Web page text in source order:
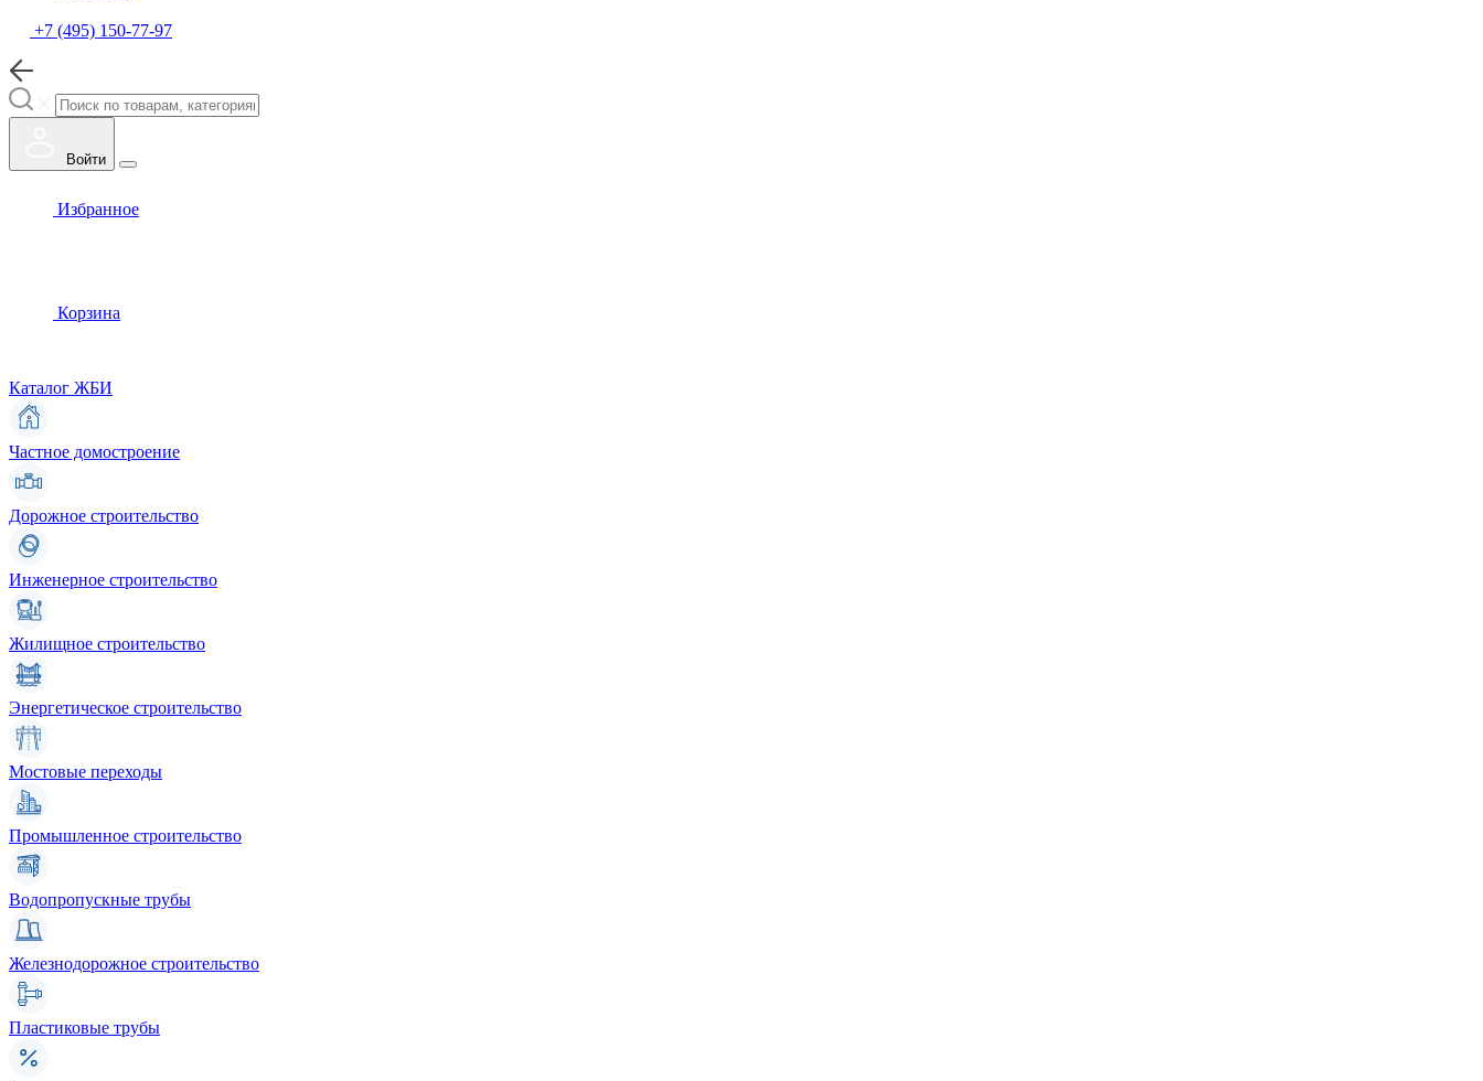
+7 (495) 150-77-97
Войти
Избранное
Корзина
Каталог ЖБИ
Частное домостроение
Дорожное строительство
Инженерное строительство
Жилищное строительство
Энергетическое строительство
Мостовые переходы
Промышленное строительство
Водопропускные трубы
Железнодорожное строительство
Пластиковые трубы